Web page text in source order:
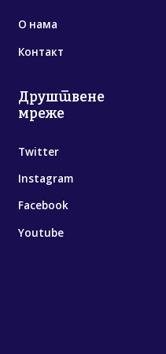
О нама
Контакт
Друштвене
мреже
Twitter
Instagram
Facebook
Youtube